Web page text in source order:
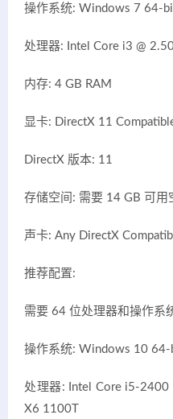
操作系统: Windows 7 64-
处理器: Intel Core i3 @
内存: 4 GB RAM
显卡: DirectX 11
DirectX 版本: 11
存储空间: 需要 14 GB 可用
声卡: Any DirectX
推荐配置:
需要 64 位处理器和操作系
操作系统: Windows 10
处理器: Intel Core i5-2400
X6 1100T